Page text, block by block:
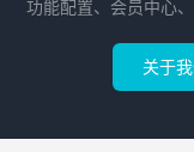
功能配置、会员中心
关于